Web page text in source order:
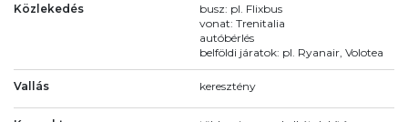
Közlekedés
busz: pl. Flixbus
vonat: Trenitalia
autóbérlés
belföldi járatok: pl. Ryanair, Volotea
Vallás keresztény